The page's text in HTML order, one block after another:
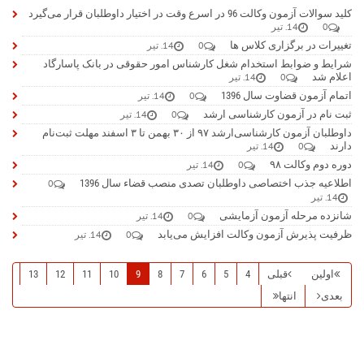
کلید سوالات آزمون وکالت 96 در اسرع وقت در اختیار داوطلبان قرار می‌گیرد
0
14. تیر
تغییرات در برگزاری کلاس ها
0
14. تیر
شرایط و ضوابط استخدام شغل کارشناس امور حقوقی در بانک پاسارگاد
اعلام شد
0
14. تیر
اتمام آزمون قضاوت سال 1396
0
14. تیر
ثبت نام در آزمون کارشناسی ارشد
0
14. تیر
داوطلبان آزمون کارشناسی‌ارشد ۹۷ از ۳۰ بهمن تا ۳ اسفند مهلت ثبت‌نام
دارند
0
14. تیر
دوره دوم وکالت ۹۸
0
14. تیر
اطلاعیه جذب اختصاصی داوطلبان تصدی منصب قضاء سال 1396
0
14. تیر
شانزده مرحله آزمون آزمایشی
0
14. تیر
ظرفیت پذیرش آزمون وکالت افزایش می‌یابد
0 14. تیر
اولین قبلی 4
5
6
7
8
9
10
11
12
13
بعدی
انتها